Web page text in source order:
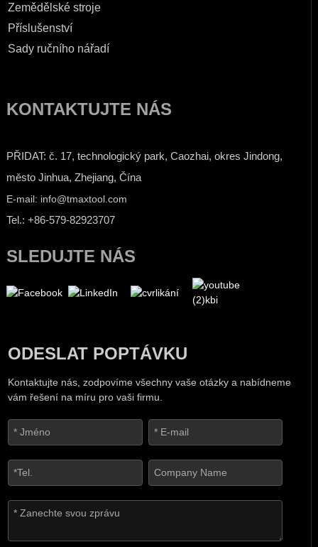
Zemědělské stroje
Příslušenství
Sady ručního nářadí
KONTAKTUJTE NÁS
PŘIDAT: č. 17, technologický park, Caozhai, okres Jindong,
město Jinhua, Zhejiang, Čína
E-mail: info@tmaxtool.com
Tel.: +86-579-82923707
SLEDUJTE NÁS
ODESLAT POPTÁVKU
Kontaktujte nás, zodpovíme všechny vaše otázky a nabídneme
vám řešení na míru pro vaši firmu.